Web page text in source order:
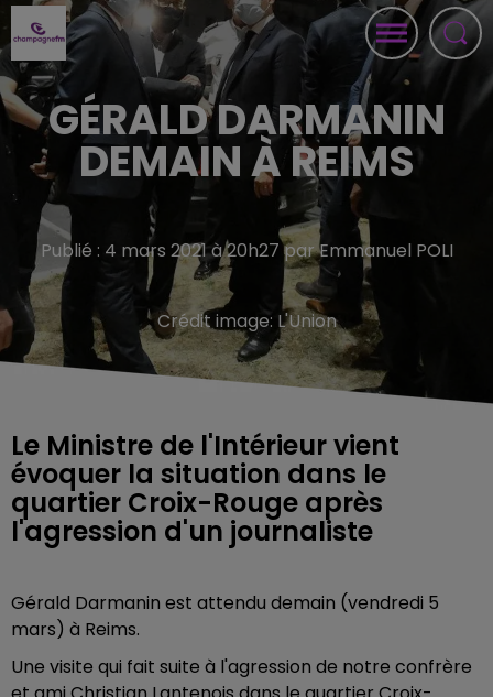
GÉRALD DARMANIN
DEMAIN À REIMS
Publié : 4 mars 2021 à 20h27 par Emmanuel POLI
Crédit image: L'Union
Le Ministre de l'Intérieur vient
évoquer la situation dans le
quartier Croix-Rouge après
l'agression d'un journaliste
Gérald Darmanin est attendu demain (vendredi 5
mars) à Reims.
Une visite qui fait suite à l'agression de notre confrère